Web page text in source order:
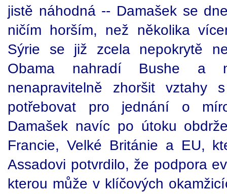
jistě náhodná -- Damašek se
ničím horším, než několika
Sýrie se již zcela nepokrytě
Obama nahradí Bushe a
nenapravitelně zhoršit vztahy
potřebovat pro jednání o
Damašek navíc po útoku
Francie, Velké Británie a EU,
Assadovi potvrdilo, že podpora
kterou může v klíčových